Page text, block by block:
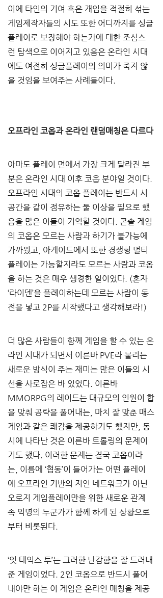
이에 타인의 기여 혹은 개입을 적절히 섞는
게임제작자들의 시도 또한 어디까지를 싱글
플레이로 보장해야 하는가에 대한 조심스
런 탐색으로 이어지고 있음은 온라인 시대
에도 여전히 싱글플레이의 의미가 죽지 않
을 것임을 보여주는 사례들이다.
오프라인 코옵과 온라인 랜덤매칭은 다르다
아마도 플레이 면에서 가장 크게 달라진 부
분은 온라인 시대 이후 코옵 분야일 것이다.
오프라인 시대의 코옵 플레이는 반드시 시
공간을 같이 점유하는 둘 이상을 필요로 했
음을 많은 이들이 기억할 것이다. 콘솔 게임
의 코옵은 모르는 사람과 하기가 불가능에
가까웠고, 아케이드에서 또한 경쟁형 멀티
플레이는 가능할지라도 모르는 사람과 코옵
을 하는 것은 매우 생경한 일이었다. (혼자
‘라이덴’을 플레이하는데 모르는 사람이 동
전을 넣고 2P를 시작했다고 생각해보라!)
더 많은 사람들이 함께 게임을 할 수 있는 온
라인 시대가 되면서 이른바 PVE라 불리는
새로운 방식이 주는 재미는 많은 이들의 시
선을 사로잡은 바 있었다. 이른바
MMORPG의 레이드는 대규모의 인원이 합
을 맞춰 공략을 풀어내는, 마치 잘 맞춘 매스
게임과 같은 쾌감을 제공하기도 했지만, 동
시에 나타난 것은 이른바 트롤링의 문제이
기도 했다. 이러한 문제는 결국 코옵이라
는, 이름에 ‘협동’이 들어가는 어떤 플레이
에 오프라인 기반의 지인 네트워크가 아닌
오로지 게임플레이만을 위한 새로운 관계
속 익명의 누군가가 함께 하게 된 상황으로
부터 비롯된다.
‘잇 테익스 투’는 그러한 난감함을 잘 드러내
준 게임이었다. 2인 코옵으로 반드시 풀어
내야만 하는 이 게임은 온라인 매칭을 제공